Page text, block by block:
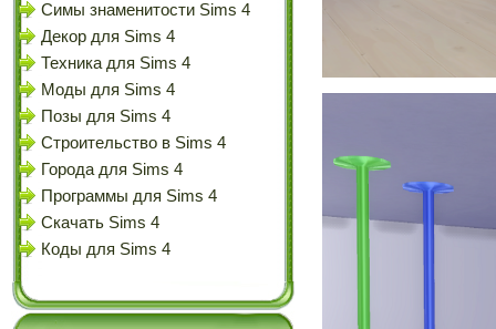
Симы знаменитости Sims 4
Декор для Sims 4
Техника для Sims 4
Моды для Sims 4
Позы для Sims 4
Строительство в Sims 4
Города для Sims 4
Программы для Sims 4
Скачать Sims 4
Коды для Sims 4